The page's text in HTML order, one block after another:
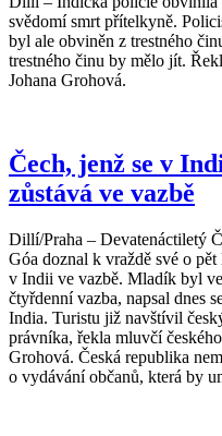
svědomí smrt přítelkyně.
byl ale obviněn z trestného
trestného činu by mělo jít.
Johana Grohová.
Čech, jenž se v
zůstává ve vazbě
Dillí/Praha – Devatenáctiletý
Góa doznal k vraždě své o
v Indii ve vazbě. Mladík byl
čtyřdenní vazba, napsal dnes
India. Turistu již navštívil
právníka, řekla mluvčí
Grohová. Česká republika
o vydávání občanů, která by